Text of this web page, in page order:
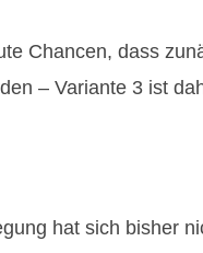
Chancen, dass
– Variante 3 ist
hat sich bisher